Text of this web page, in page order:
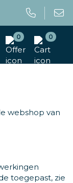
0 0
webshop van
toegepast, zie